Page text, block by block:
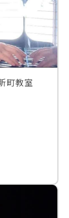
町教室